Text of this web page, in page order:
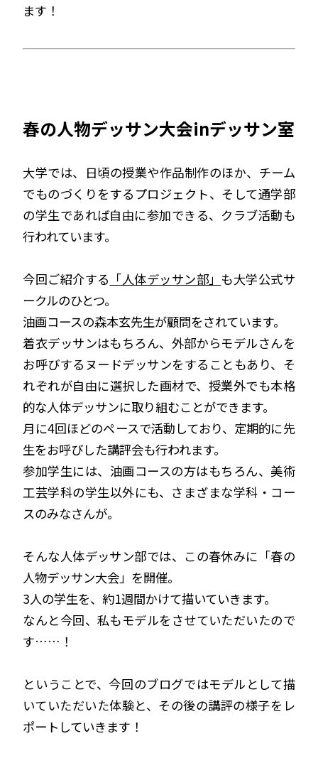
ます！
春の人物デッサン大会inデッサン室
大学では、日頃の授業や作品制作のほか、チーム
でものづくりをするプロジェクト、そして通学部
の学生であれば自由に参加できる、クラブ活動も
行われています。
今回ご紹介する 「人体デッサン部」 も大学公式サ
ークルのひとつ。
油画コースの森本玄先生が顧問をされています。
着衣デッサンはもちろん、外部からモデルさんを
お呼びするヌードデッサンをすることもあり、そ
れぞれが自由に選択した画材で、授業外でも本格
的な人体デッサンに取り組むことができます。
月に4回ほどのペースで活動しており、定期的に先
生をお呼びした講評会も行われます。
参加学生には、油画コースの方はもちろん、美術
工芸学科の学生以外にも、さまざまな学科・コー
スのみなさんが。
そんな人体デッサン部では、この春休みに「春の
人物デッサン大会」を開催。
3人の学生を、約1週間かけて描いていきます。
なんと今回、私もモデルをさせていただいたので
す……！
ということで、今回のブログではモデルとして描
いていただいた体験と、その後の講評の様子をレ
ポートしていきます！